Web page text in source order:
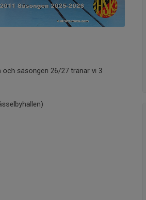
och säsongen 26/27 tränar vi 3